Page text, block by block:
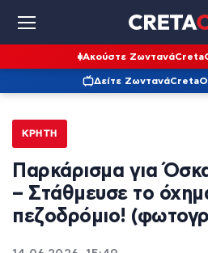
Ακούστε Ζωντανά
Δείτε Ζωντανά
ΚΡΉΤΗ
Παρκάρισμα για
– Στάθμευσε το
πεζοδρόμιο!